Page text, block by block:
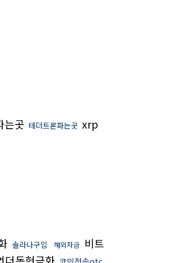
는곳 테더트론파는곳 xrp
솔라나구입 해외자금 비트